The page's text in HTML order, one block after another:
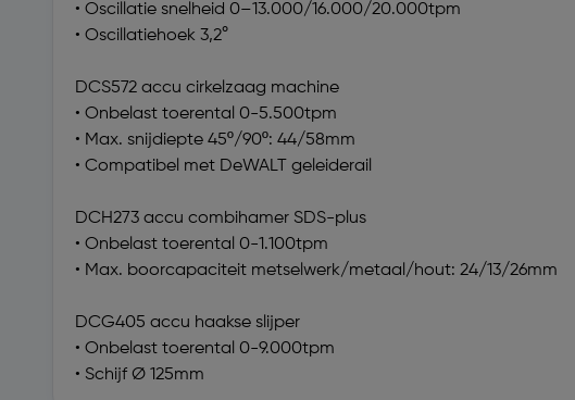
• Oscillatie snelheid 0–13.000/16.000/20.000tpm
• Oscillatiehoek 3,2°
DCS572 accu cirkelzaag machine
• Onbelast toerental 0-5.500tpm
• Max. snijdiepte 45º/90º: 44/58mm
• Compatibel met DeWALT geleiderail
DCH273 accu combihamer SDS-plus
• Onbelast toerental 0-1.100tpm
• Max. boorcapaciteit metselwerk/metaal/hout: 24/13/26mm
DCG405 accu haakse slijper
• Onbelast toerental 0-9.000tpm
• Schijf Ø 125mm